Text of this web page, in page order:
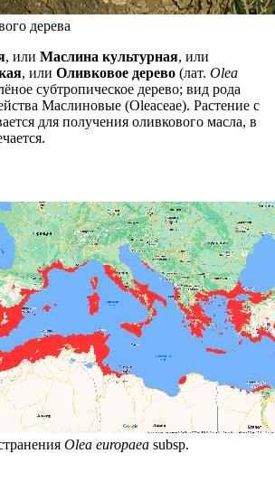
дерева
, или Маслина культурная, или
, или Оливковое дерево (лат. Olea
субтропическое дерево; вид рода
Маслиновые (Oleaceae). Растение с
для получения оливкового масла, в
Olea europaea subsp.